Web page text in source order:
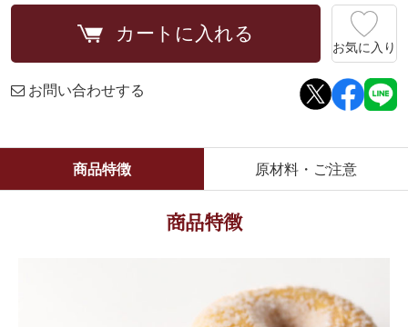
カートに入れる
お気に入り
お問い合わせする
商品特徴 原材料・ご注意
商品特徴